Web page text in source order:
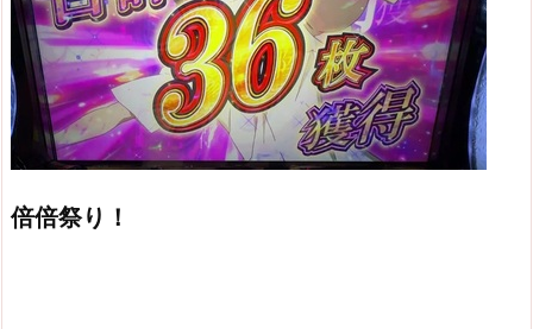
倍倍祭り！